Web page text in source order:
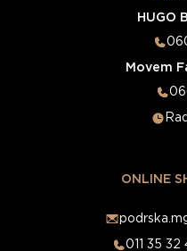
HUGO
Movem
ONLINE
011 35